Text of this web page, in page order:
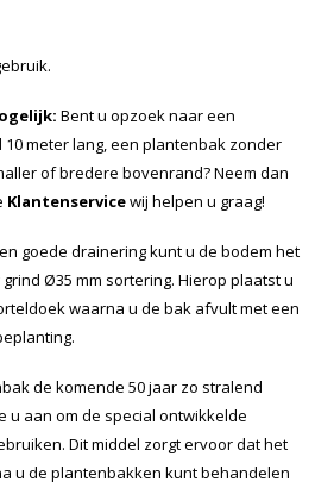
Bent u opzoek naar een
meter lang, een plantenbak zonder
of bredere bovenrand? Neem dan
Klantenservicewij helpen u graag!
goede drainering kunt u de bodem het
Ø35 mm sortering. Hierop plaatst u
waarna u de bak afvult met een
de komende 50 jaar zo stralend
u aan om de special ontwikkelde
Dit middel zorgt ervoor dat het
u de plantenbakken kunt behandelen